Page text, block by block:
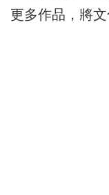
更多作品，將